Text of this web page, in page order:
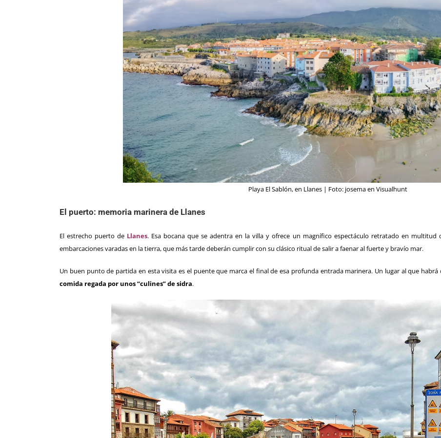
Playa El Sablón, en Llanes | Foto: josemaen Visualhunt
El puerto: memoria marinera de Llanes
El estrecho puerto de Llanes. Esa bocana que se adentra en la villa y ofrece un magnífico espectáculo retratado en
embarcaciones varadas en la tierra, que más tarde deberán cumplir con su clásico ritual de salir a faenar al fuerte y bravío mar.
Un buen punto de partida en esta visita es el puente que marca el final de esa profunda entrada marinera. Un lugar al que
comida regada por unos “culines” de sidra.